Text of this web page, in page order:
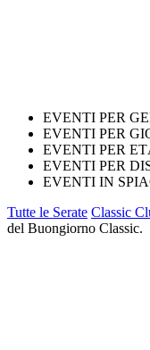
EVENTI PER
EVENTI PER
EVENTI PER
EVENTI PER
EVENTI IN
Tutte le Serate Classic
del Buongiorno Classic.